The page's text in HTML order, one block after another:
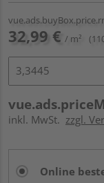
32,99 € / m²
inkl. MwSt. zzgl.
Online